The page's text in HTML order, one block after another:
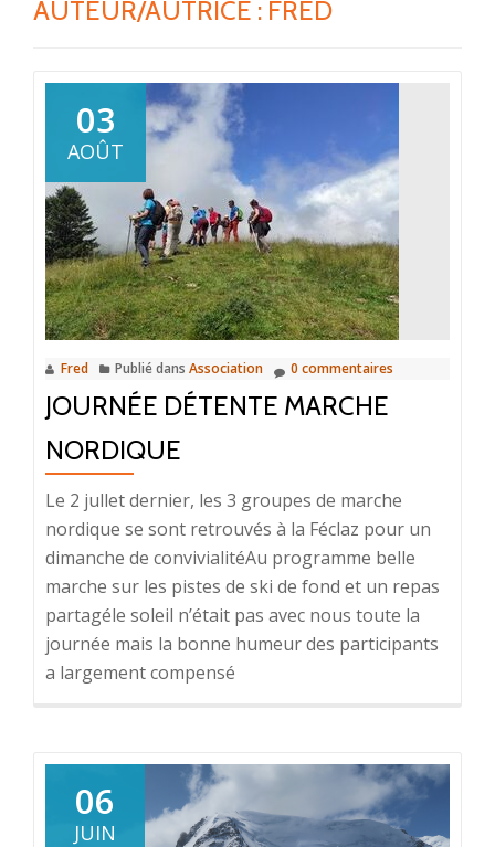
AUTEUR/AUTRICE : FRED
03
AOÛT
Fred Publié dans Association 0 commentaires
JOURNÉE DÉTENTE MARCHE
NORDIQUE
Le 2 jullet dernier, les 3 groupes de marche
nordique se sont retrouvés à la Féclaz pour un
dimanche de convivialitéAu programme belle
marche sur les pistes de ski de fond et un repas
partagéle soleil n’était pas avec nous toute la
journée mais la bonne humeur des participants
a largement compensé
06
JUIN